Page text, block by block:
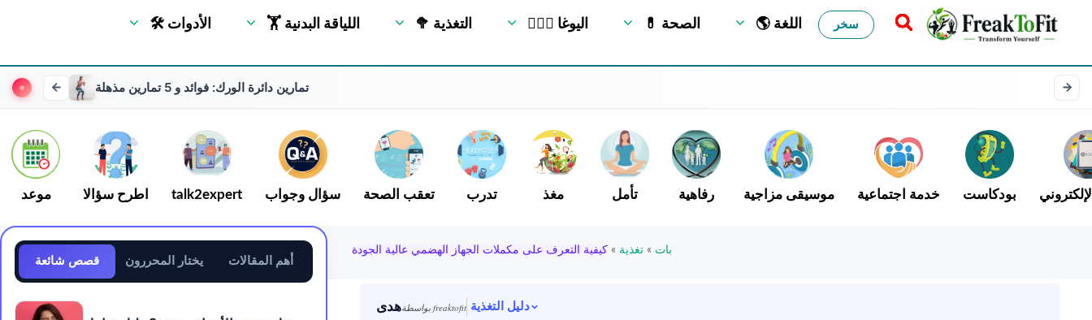
🛠 الأدوات 🏋 اللياقة البدنية 🥦 التغذية 🧘🏻‍♂️ اليوغا 💊 الصحة 🌎 اللغة سخر
تمارين دائرة الورك: فوائد و 5 تمارين مذهلة
موعد اطرح سؤالا talk2expert سؤال وجواب تعقب الصحة تدرب مغذ تأمل رفاهية موسيقى مزاجية خدمة اجتماعية بودكاست
بات » تغذية » كيفية التعرف على مكملات الجهاز الهضمي عالية الجودة
هدى بواسطة freaktofit دليل التغذية
قصص شائعة يختار المحررون أهم المقالات